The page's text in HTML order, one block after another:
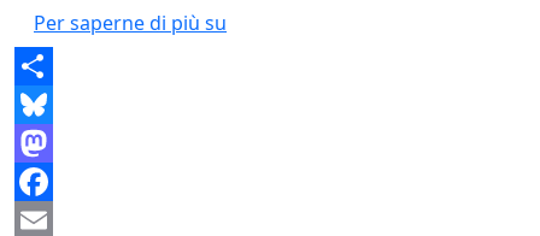
Per saperne di più su
Share
Bluesky
Mastodon
Facebook